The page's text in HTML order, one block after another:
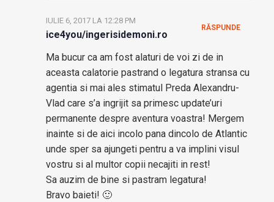
ice4you/ingerisidemoni.ro
IULIE 6, 2017 LA 12:28 PM
Ma bucur ca am fost alaturi de voi zi de in
aceasta calatorie pastrand o legatura stransa cu
agentia si mai ales stimatul Preda Alexandru-
Vlad care s’a ingrijit sa primesc update’uri
permanente despre aventura voastra! Mergem
inainte si de aici incolo pana dincolo de Atlantic
unde sper sa ajungeti pentru a va implini visul
vostru si al multor copii necajiti in rest!
Sa auzim de bine si pastram legatura!
Bravo baieti! 🙂
RĂSPUNDE